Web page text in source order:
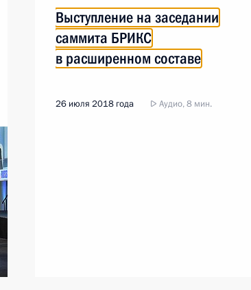
Выступление на заседании
саммита БРИКС
в расширенном составе
26 июля 2018 года Аудио, 8 мин.